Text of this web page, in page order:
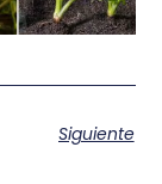
Siguiente